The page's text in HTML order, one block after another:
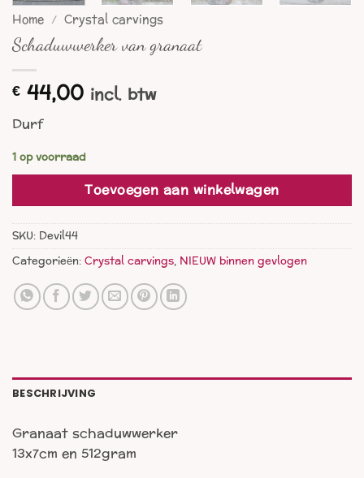
Home / Crystal carvings
Schaduwwerker van granaat
€ 44,00 incl. btw
Durf
1 op voorraad
Toevoegen aan winkelwagen
SKU: Devil44
Categorieën:Crystal carvings, NIEUW binnen gevlogen
BESCHRIJVING
Granaat schaduwwerker
13x7cm en 512gram